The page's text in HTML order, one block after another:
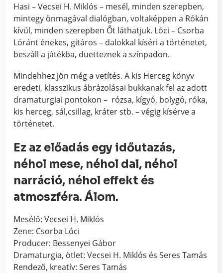
Hasi – Vecsei H. Miklós – mesél, minden szerepben,
mintegy önmagával dialógban, voltaképpen a Rókán
kívül, minden szerepben Őt láthatjuk. Lóci – Csorba
Lóránt énekes, gitáros – dalokkal kíséri a történetet,
beszáll a játékba, duetteznek a színpadon.
Mindehhez jön még a vetítés. A kis Herceg könyv
eredeti, klasszikus ábrázolásai bukkanak fel az adott
dramaturgiai pontokon – rózsa, kígyó, bolygó, róka,
kis herceg, sál,csillag, kráter stb. – végig kísérve a
történetet.
Ez az előadás egy időutazás,
néhol mese, néhol dal, néhol
narráció, néhol effekt és
atmoszféra. Álom.
Mesélő: Vecsei H. Miklós
Zene: Csorba Lóci
Producer: Bessenyei Gábor
Dramaturgia, ötlet: Vecsei H. Miklós és Seres Tamás
Rendező, kreatív: Seres Tamás